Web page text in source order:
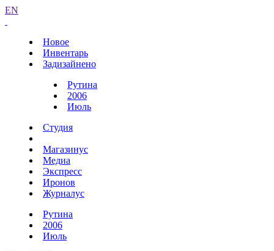
EN
Новое
Инвентарь
Задизайнено
Рутина
2006
Июль
Студия
Магазинус
Медиа
Экспресс
Иронов
Журналус
Рутина
2006
Июль